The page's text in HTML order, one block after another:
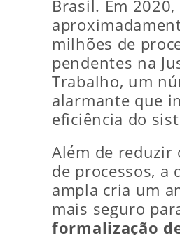
Brasil. Em 2020,
milhões de
pendentes na
Trabalho, um
alarmante que
eficiência do
Além de reduzir
de processos, a
ampla cria um
mais seguro
formalização